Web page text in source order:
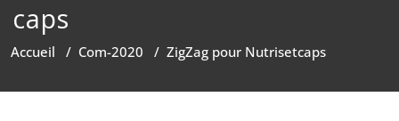
caps
Accueil / Com-2020 / ZigZag pour Nutrisetcaps